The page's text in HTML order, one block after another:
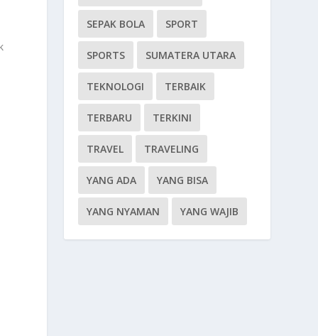
SEPAK BOLA SPORT
SPORTS SUMATERA UTARA
TEKNOLOGI TERBAIK
TERBARU TERKINI
TRAVEL TRAVELING
YANG ADA YANG BISA
YANG NYAMAN YANG WAJIB